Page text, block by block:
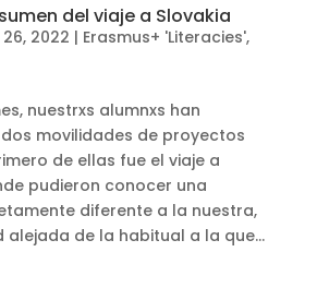
del viaje a Slovakia
2022 | Erasmus+ 'Literacies',
nuestrxs alumnxs han
movilidades de proyectos
de ellas fue el viaje a
pudieron conocer una
diferente a la nuestra,
alejada de la habitual a la que...